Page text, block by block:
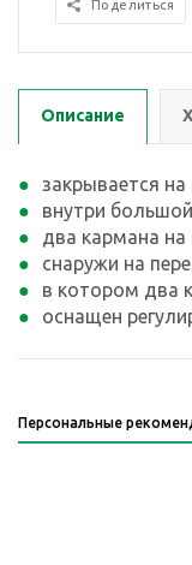
Поделиться
Описание
закрывается
внутри
два кармана
снаружи на
в котором два
оснащен
Персональные